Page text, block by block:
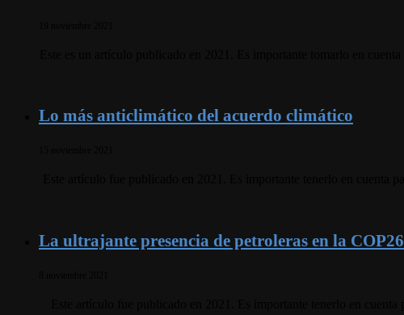
Lo más anticlimático del acuerdo climático
La ultrajante presencia de petroleras en la COP26